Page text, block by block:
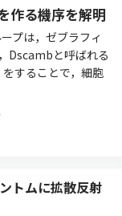
作る機序を解明
プは，ゼブラフィ
Dscambと呼ばれる
することで，細胞
トムに拡散反射